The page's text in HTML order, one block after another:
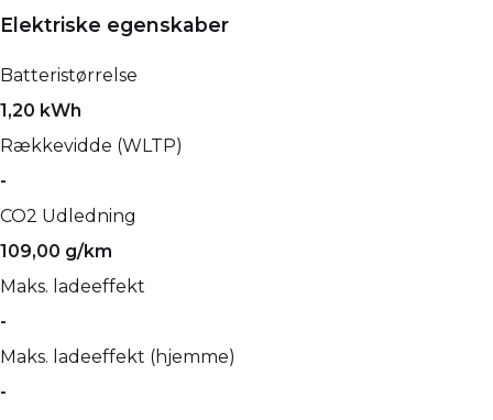
Elektriske egenskaber
Batteristørrelse
1,20 kWh
Rækkevidde (WLTP)
-
CO2 Udledning
109,00 g/km
Maks. ladeeffekt
-
Maks. ladeeffekt (hjemme)
-